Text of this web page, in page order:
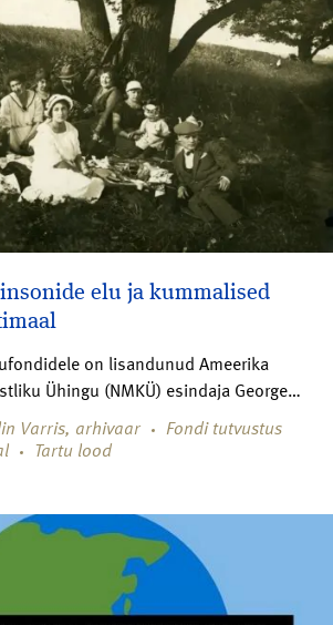
elu ja kummalised
on lisandunud Ameerika
Ühingu (NMKÜ) esindaja George…
Varris, arhivaar
Fondi tutvustus
Tartu lood